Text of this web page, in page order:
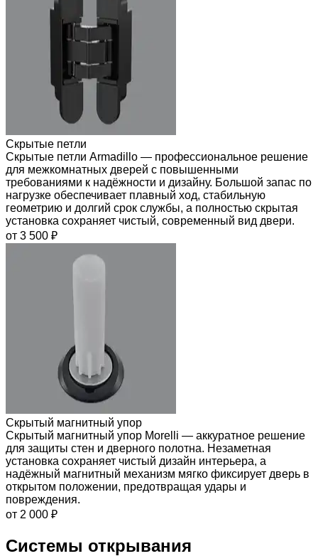
Скрытые петли
Скрытые петли Armadillo — профессиональное решение
для межкомнатных дверей с повышенными
требованиями к надёжности и дизайну. Большой запас по
нагрузке обеспечивает плавный ход, стабильную
геометрию и долгий срок службы, а полностью скрытая
установка сохраняет чистый, современный вид двери.
от 3 500 ₽
Скрытый магнитный упор
Скрытый магнитный упор Morelli — аккуратное решение
для защиты стен и дверного полотна. Незаметная
установка сохраняет чистый дизайн интерьера, а
надёжный магнитный механизм мягко фиксирует дверь в
открытом положении, предотвращая удары и
повреждения.
от 2 000 ₽
Системы открывания